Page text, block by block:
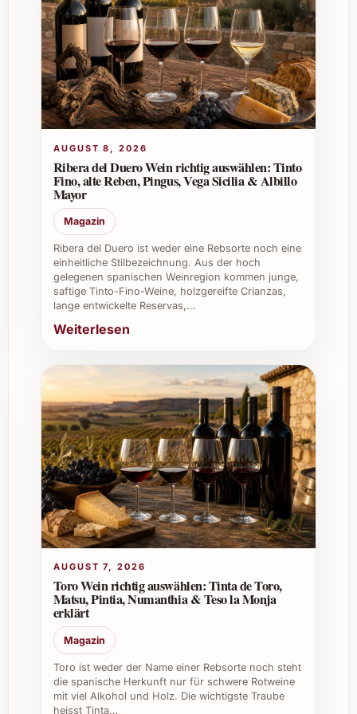
Wo kann man Álvaro Palacios Finca Dofí
2022 kaufen?
Der Wein ist in ausgewählten Fachgeschäften,
bei spezialisierten Onlinehändlern sowie
direkt über den Weingut-Webshop erhältlich.
Individuelle Tipps für den Einsatz und
die Vorteile
Álvaro Palacios Finca Dofí 2022 erfreut nicht
nur private Weinliebhaber, sondern bietet
auch für den professionellen Bereich viele
Vorzüge. Im privaten Kreis sorgt er für
unvergessliche Augenblicke bei festlichen
Anlässen wie Weihnachten oder einer
stilvollen Silvesterfeier. Sommerfeste und
Grillabende werden durch seine harmonische
Im beruflichen Umfeld eignet sich der Wein
hervorragend für exklusive Firmenevents, als
Gastgeschenk oder für hochwertige
Business-Dinners, die einen bleibenden
Eindruck hinterlassen möchten. In der
Gastronomie und im Catering begeistert er
mit seiner Qualität und Vielseitigkeit und
bereichert die Weinkarte anspruchsvoller
Restaurants.
Ganz gleich, ob im Weinkeller als langfristige
Wertanlage oder als Geschenk – der Álvaro
Palacios Finca Dofí 2022 überzeugt mit
einem hervorragenden Preis-Leistungs-
Verhältnis und starker Charakteristik.
AUGUST 8, 2026
Ribera del Duero Wein richtig auswählen: Tinto
Fino, alte Reben, Pingus, Vega Sicilia & Albillo
Mayor
Magazin
Ribera del Duero ist weder eine Rebsorte noch eine
einheitliche Stilbezeichnung. Aus der hoch
gelegenen spanischen Weinregion kommen junge,
saftige Tinto-Fino-Weine, holzgereifte Crianzas,
lange entwickelte Reservas,…
Weiterlesen
AUGUST 7, 2026
Toro Wein richtig auswählen: Tinta de Toro,
Matsu, Pintia, Numanthia & Teso la Monja
erklärt
Magazin
Toro ist weder der Name einer Rebsorte noch steht
die spanische Herkunft nur für schwere Rotweine
mit viel Alkohol und Holz. Die wichtigste Traube
heisst Tinta…